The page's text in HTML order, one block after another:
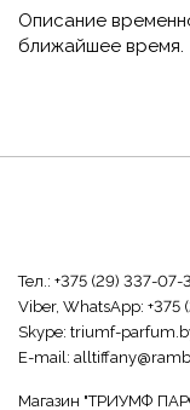
Описание
ближайшее время.
Тел.: +375 (29) 337-07-
Viber, WhatsApp: +375
Skype: triumf-
E-mail:
Магазин "ТРИУМФ